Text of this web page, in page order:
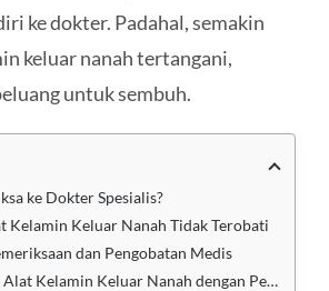
ke dokter. Padahal, semakin
keluar nanah tertangani,
untuk sembuh.
ke Dokter Spesialis?
Kelamin Keluar Nanah Tidak Terobati
dan Pengobatan Medis
Keluar Nanah dengan Pemeriksaan di Klinik Apollo Jakarta